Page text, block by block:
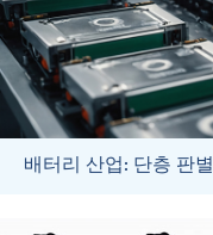
배터리 산업: 단층 판별